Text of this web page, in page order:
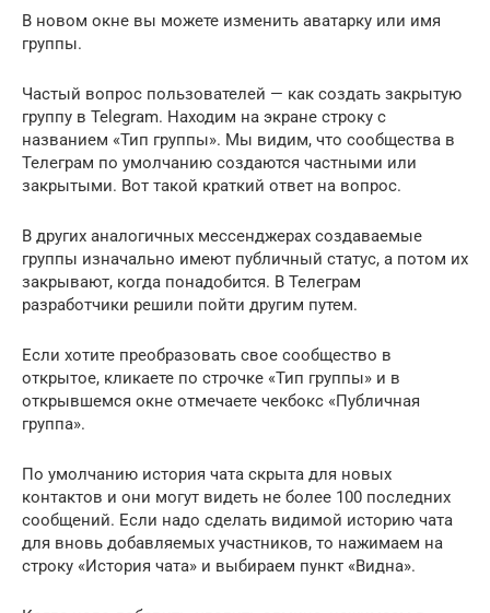
В новом окне вы можете изменить аватарку или имя
группы.
Частый вопрос пользователей — как создать закрытую
группу в Telegram. Находим на экране строку с
названием «Тип группы». Мы видим, что сообщества в
Телеграм по умолчанию создаются частными или
закрытыми. Вот такой краткий ответ на вопрос.
В других аналогичных мессенджерах создаваемые
группы изначально имеют публичный статус, а потом их
закрывают, когда понадобится. В Телеграм
разработчики решили пойти другим путем.
Если хотите преобразовать свое сообщество в
открытое, кликаете по строчке «Тип группы» и в
открывшемся окне отмечаете чекбокс «Публичная
группа».
По умолчанию история чата скрыта для новых
контактов и они могут видеть не более 100 последних
сообщений. Если надо сделать видимой историю чата
для вновь добавляемых участников, то нажимаем на
строку «История чата» и выбираем пункт «Видна».